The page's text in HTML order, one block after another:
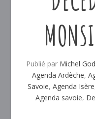
Publié par Michel
Agenda Ardèche,
Savoie, Agenda Isère
Agenda savoie,